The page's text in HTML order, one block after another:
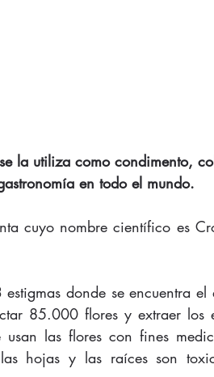
la utiliza como condimento,
en todo el mundo.
cuyo nombre científico es
donde se encuentra
85.000 flores y extraer los
las flores con fines
hojas y las raíces son